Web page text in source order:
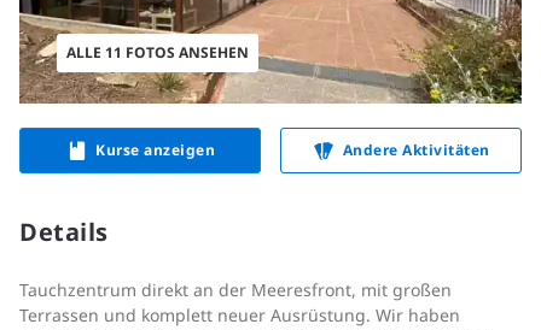
ALLE 11 FOTOS ANSEHEN
Kurse anzeigen Andere Aktivitäten
Details
Tauchzentrum direkt an der Meeresfront, mit großen
Terrassen und komplett neuer Ausrüstung. Wir haben